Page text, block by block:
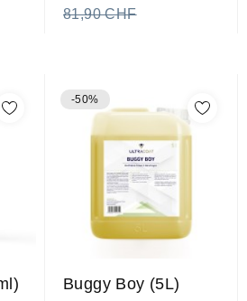
81,90 CHF
-50%
Buggy Boy (5L)